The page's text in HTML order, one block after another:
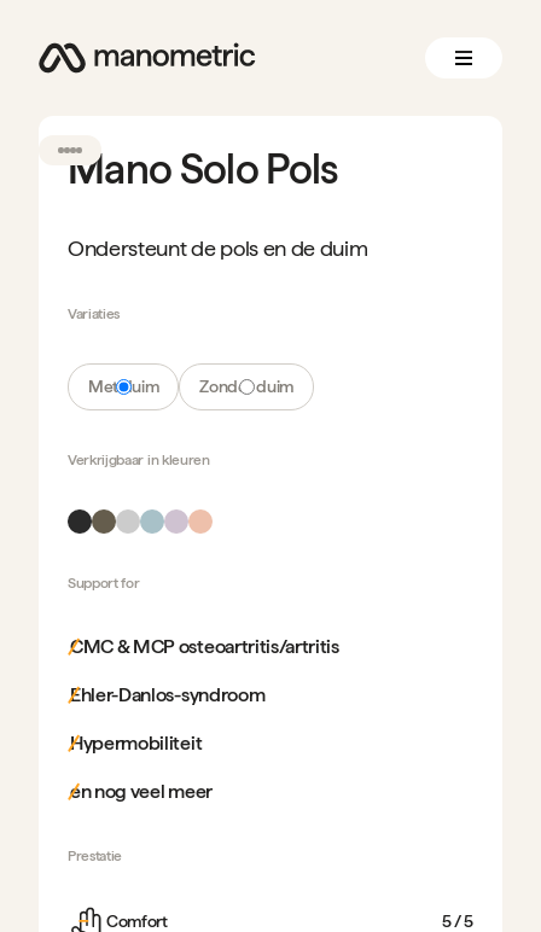
Mano Solo Pols
Ondersteunt de pols en de duim
Variaties
Met duim Zonder duim
Verkrijgbaar inkleuren
Support for
CMC & MCP osteoartritis/artritis
Ehler-Danlos-syndroom
Hypermobiliteit
en nog veel meer
Prestatie
Comfort 5/ 5